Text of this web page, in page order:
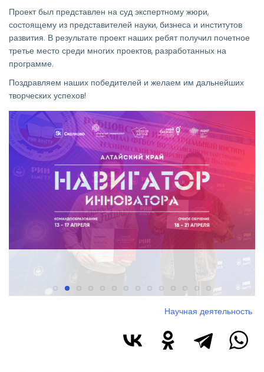
Проект был представлен на суд экспертному жюри,
состоящему из представителей науки, бизнеса и институтов
развития. В результате проект наших ребят получил почетное
третье место среди многих проектов, разработанных на
программе.
Поздравляем наших победителей и желаем им дальнейших
творческих успехов!
Изображение
Научная деятельность